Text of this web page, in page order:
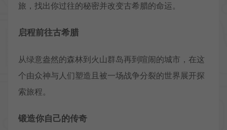
旅，找出你过往的秘密并改变古希腊的命运。
启程前往古希腊
从绿意盎然的森林到火山群岛再到喧闹的城市，在这
个由众神与人们塑造且被一场战争分裂的世界展开探
索旅程。
锻造你自己的传奇